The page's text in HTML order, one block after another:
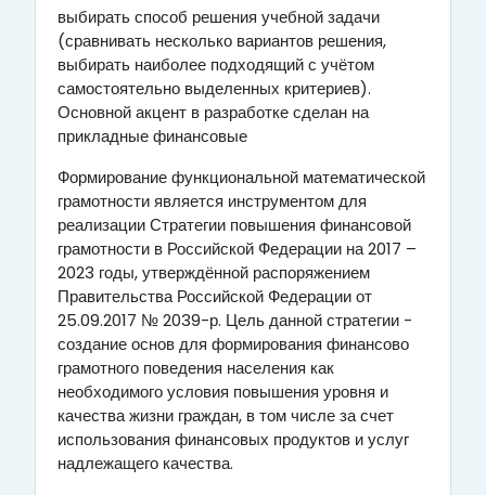
выбирать способ решения учебной задачи
(сравнивать несколько вариантов решения,
выбирать наиболее подходящий с учётом
самостоятельно выделенных критериев).
Основной акцент в разработке сделан на
прикладные финансовые
Формирование функциональной математической
грамотности является инструментом для
реализации Стратегии повышения финансовой
грамотности в Российской Федерации на 2017 –
2023 годы, утверждённой распоряжением
Правительства Российской Федерации от
25.09.2017 № 2039-р. Цель данной стратегии -
создание основ для формирования финансово
грамотного поведения населения как
необходимого условия повышения уровня и
качества жизни граждан, в том числе за счет
использования финансовых продуктов и услуг
надлежащего качества.